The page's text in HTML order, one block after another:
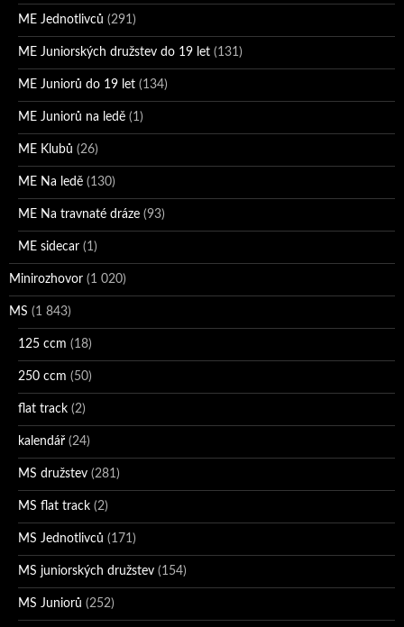
ME Jednotlivců (291)
ME Juniorských družstev do 19 let (131)
ME Juniorů do 19 let (134)
ME Juniorů na ledě (1)
ME Klubů (26)
ME Na ledě (130)
ME Na travnaté dráze (93)
ME sidecar (1)
Minirozhovor (1 020)
MS (1 843)
125 ccm (18)
250 ccm (50)
flat track (2)
kalendář (24)
MS družstev (281)
MS flat track (2)
MS Jednotlivců (171)
MS juniorských družstev (154)
MS Juniorů (252)